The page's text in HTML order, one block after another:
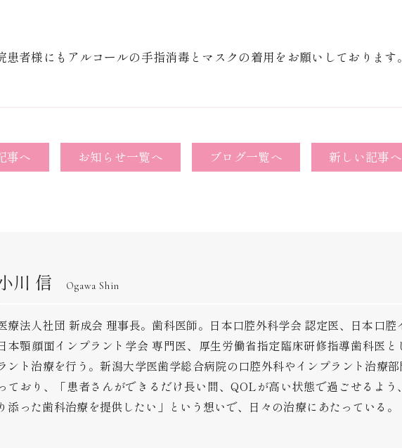
者様にもアルコールの手指消毒とマスクの着用をお願いしております
事へ お知らせ一覧へ ブログ一覧へ 新しい記事へ
川 信 Ogawa Shin
療法人社団 新成会 理事長。歯科医師。日本口腔外科学会 認定医、日本口腔
本顎顔面インプラント学会 専門医、厚生労働省指定臨床研修指導歯科医
ント治療を行う。新潟大学医歯学総合病院の口腔外科やインプラント治療
ており、「患者さんができるだけ長い間、QOLが高い状態で過ごせるよ
り添った歯科治療を提供したい」という想いで、日々の治療にあたっている。